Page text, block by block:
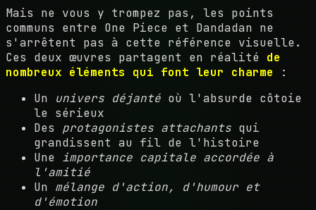
Mais ne vous y trompez pas, les points
communs entre One Piece et Dandadan ne
s'arrêtent pas à cette référence visuelle.
Ces deux œuvres partagent en réalité de
nombreux éléments qui font leur charme :
Un univers déjanté où l'absurde côtoie
le sérieux
Des protagonistes attachants qui
grandissent au fil de l'histoire
Une importance capitale accordée à
l'amitié
Un mélange d'action, d'humour et
d'émotion